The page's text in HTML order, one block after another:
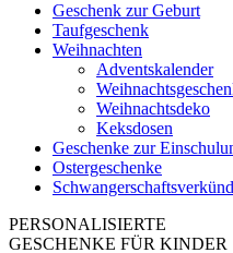
Geschenk zur Geburt
Taufgeschenk
Weihnachten
Adventskalender
Weihnachtsdeko
Keksdosen
Geschenke zur
Ostergeschenke
PERSONALISIERTE
GESCHENKE FÜR KINDER